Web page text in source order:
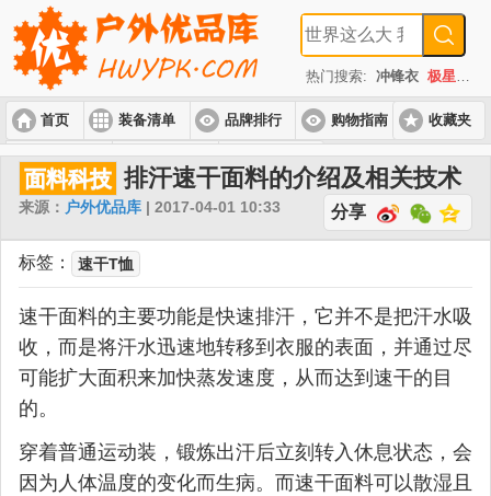
热门搜索: 冲锋衣 极星
首页 装备清单 品牌排行 购物指南
入门套装 进阶套装 高端套装
收藏夹
面料科技 排汗速干面料的介绍及相关技术
分享
来源： 户外优品库 | 2017-04-01 10:33
标签： 速干T恤
速干面料的主要功能是快速排汗，它并不是把汗水吸
收，而是将汗水迅速地转移到衣服的表面，并通过尽
可能扩大面积来加快蒸发速度，从而达到速干的目
的。
穿着普通运动装，锻炼出汗后立刻转入休息状态，会
因为人体温度的变化而生病。而速干面料可以散湿且